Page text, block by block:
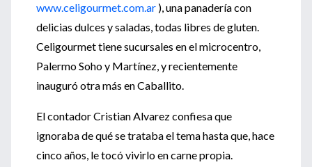
www.celigourmet.com.ar ), una panadería con
delicias dulces y saladas, todas libres de gluten.
Celigourmet tiene sucursales en el microcentro,
Palermo Soho y Martínez, y recientemente
inauguró otra más en Caballito.
El contador Cristian Alvarez confiesa que
ignoraba de qué se trataba el tema hasta que, hace
cinco años, le tocó vivirlo en carne propia.